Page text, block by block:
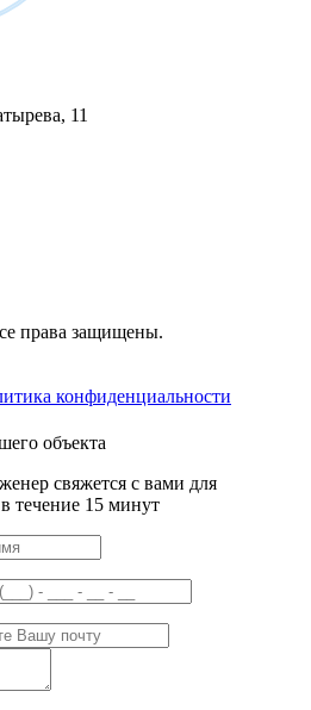
11
права защищены.
конфиденциальности
объекта
свяжется с вами для
течение 15 минут